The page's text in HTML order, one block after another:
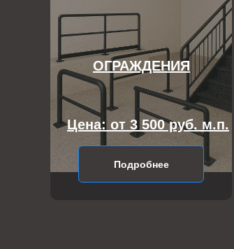
ОГРАЖДЕНИЯ
Цена: от 3 500 руб. м.п.
Подробнее